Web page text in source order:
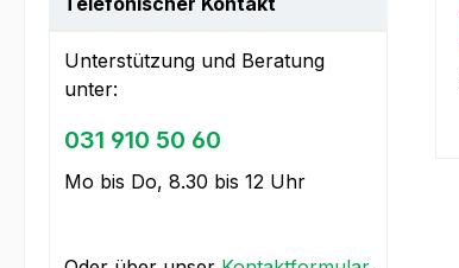
Unterstützung und Beratung
unter:
031 910 50 60
Mo bis Do, 8.30 bis 12 Uhr